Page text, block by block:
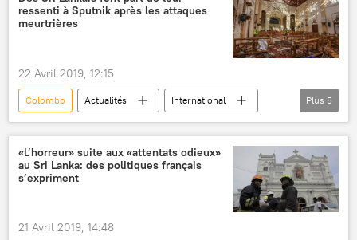
ressenti à Sputnik après les attaques
meurtrières
22 Avril 2019, 12:15
Colombo Actualités
International
Sri Lanka
attentat
église
attaque
Explosions dans des hôtels et églises au Sri Lanka
Plus 5
«L’horreur» suite aux «attentats odieux»
au Sri Lanka: des politiques français
s’expriment
21 Avril 2019, 14:48